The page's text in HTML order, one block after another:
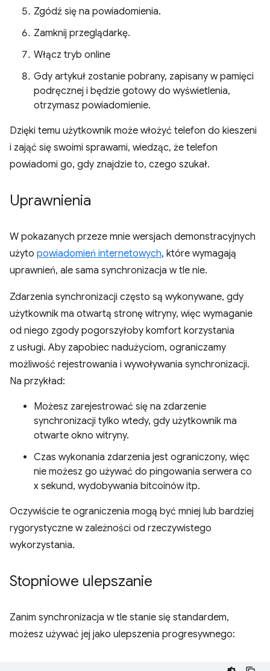
Zgódź się na powiadomienia.
Zamknij przeglądarkę.
Włącz tryb online
Gdy artykuł zostanie pobrany, zapisany w pamięci
podręcznej i będzie gotowy do wyświetlenia,
otrzymasz powiadomienie.
Dzięki temu użytkownik może włożyć telefon do kieszeni
i zająć się swoimi sprawami, wiedząc, że telefon
powiadomi go, gdy znajdzie to, czego szukał.
Uprawnienia
W pokazanych przeze mnie wersjach demonstracyjnych
użyto powiadomień internetowych, które wymagają
uprawnień, ale sama synchronizacja w tle nie.
Zdarzenia synchronizacji często są wykonywane, gdy
użytkownik ma otwartą stronę witryny, więc wymaganie
od niego zgody pogorszyłoby komfort korzystania
z usługi. Aby zapobiec nadużyciom, ograniczamy
możliwość rejestrowania i wywoływania synchronizacji.
Na przykład:
Możesz zarejestrować się na zdarzenie
synchronizacji tylko wtedy, gdy użytkownik ma
otwarte okno witryny.
Czas wykonania zdarzenia jest ograniczony, więc
nie możesz go używać do pingowania serwera co
x sekund, wydobywania bitcoinów itp.
Oczywiście te ograniczenia mogą być mniej lub bardziej
rygorystyczne w zależności od rzeczywistego
wykorzystania.
Stopniowe ulepszanie
Zanim synchronizacja w tle stanie się standardem,
możesz używać jej jako ulepszenia progresywnego: